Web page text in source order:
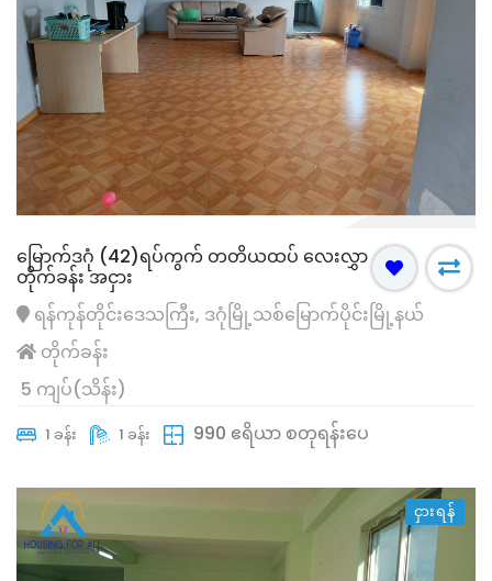
မြောက်ဒဂုံ (42)ရပ်ကွက် တတိယထပ် လေးလွှာ
တိုက်ခန်း အငှား
ရန်ကုန်တိုင်းဒေသကြီး, ဒဂုံမြို့သစ်မြောက်ပိုင်းမြို့နယ်
တိုက်ခန်း
5 ကျပ်(သိန်း)
1 ခန်း 1 ခန်း 990 ဧရိယာ စတုရန်းပေ
ငှားရန်